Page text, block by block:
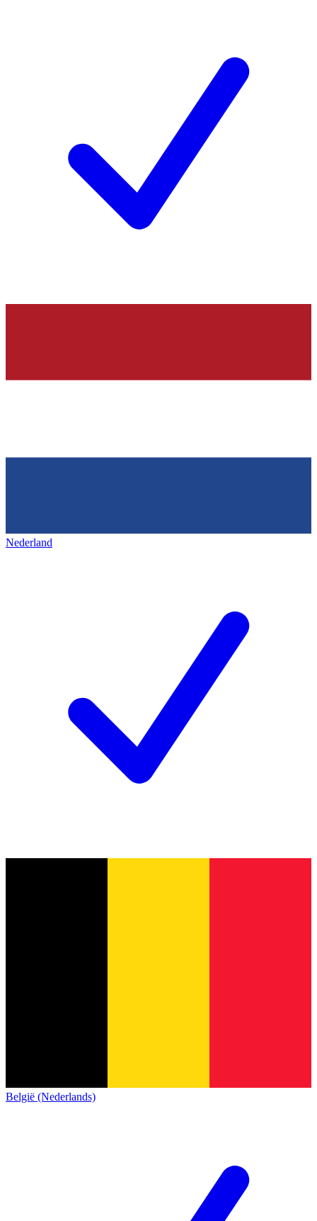
Nederland
België (Nederlands)